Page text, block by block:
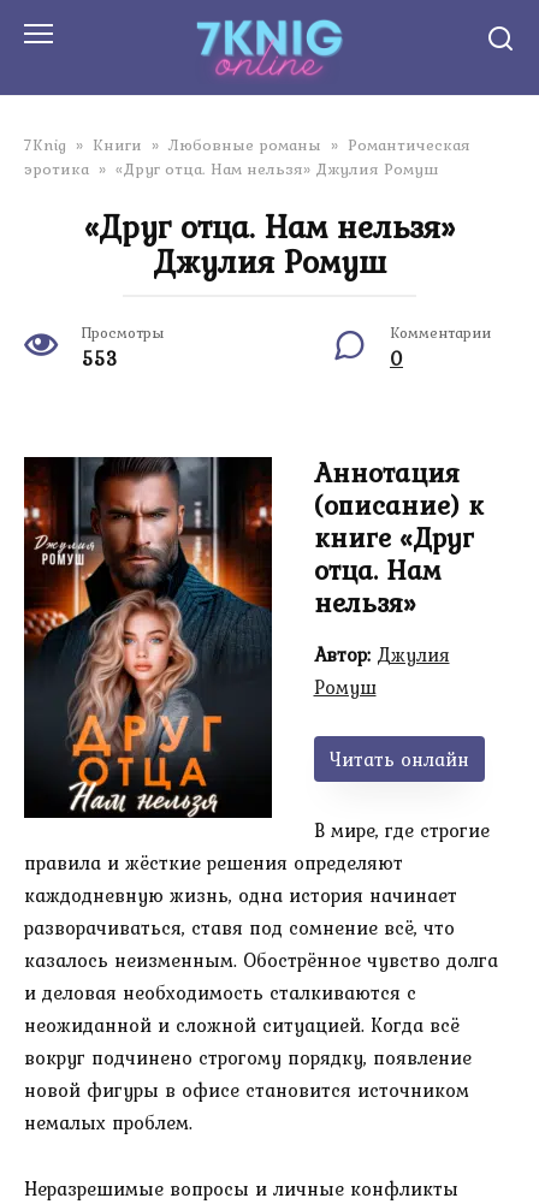
7Knig » Книги » Любовные романы » Романтическая
эротика » «Друг отца. Нам нельзя» Джулия Ромуш
«Друг отца. Нам нельзя»
Джулия Ромуш
Просмотры
553
Комментарии
0
Аннотация
(описание) к
книге «Друг
отца. Нам
нельзя»
Автор: Джулия
Ромуш
Читать онлайн
В мире, где строгие
правила и жёсткие решения определяют
каждодневную жизнь, одна история начинает
разворачиваться, ставя под сомнение всё, что
казалось неизменным. Обострённое чувство долга
и деловая необходимость сталкиваются с
неожиданной и сложной ситуацией. Когда всё
вокруг подчинено строгому порядку, появление
новой фигуры в офисе становится источником
немалых проблем.
Неразрешимые вопросы и личные конфликты